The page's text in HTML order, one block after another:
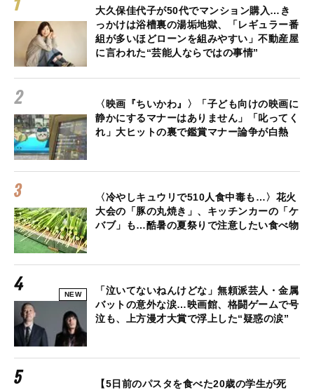
大久保佳代子が50代でマンション購入…き
っかけは浴槽裏の湯垢地獄、「レギュラー番
組が多いほどローンを組みやすい」不動産屋
に言われた“芸能人ならではの事情”
〈映画『ちいかわ』〉「子ども向けの映画に
静かにするマナーはありません」「叱ってく
れ」大ヒットの裏で鑑賞マナー論争が白熱
〈冷やしキュウリで510人食中毒も…〉花火
大会の「豚の丸焼き」、キッチンカーの「ケ
バブ」も…酷暑の夏祭りで注意したい食べ物
NEW
「泣いてないねんけどな」無頼派芸人・金属
バットの意外な涙…映画館、格闘ゲームで号
泣も、上方漫才大賞で浮上した“疑惑の涙”
【5日前のパスタを食べた20歳の学生が死